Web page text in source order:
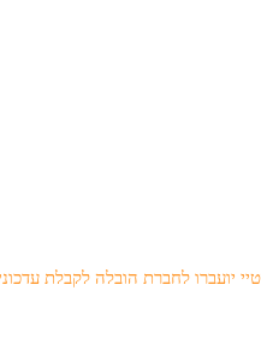
יועברו לחברת הובלה לקבלת